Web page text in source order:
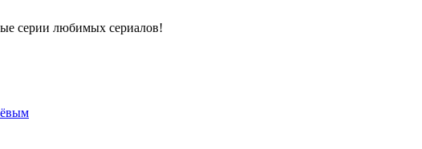
серии любимых сериалов!